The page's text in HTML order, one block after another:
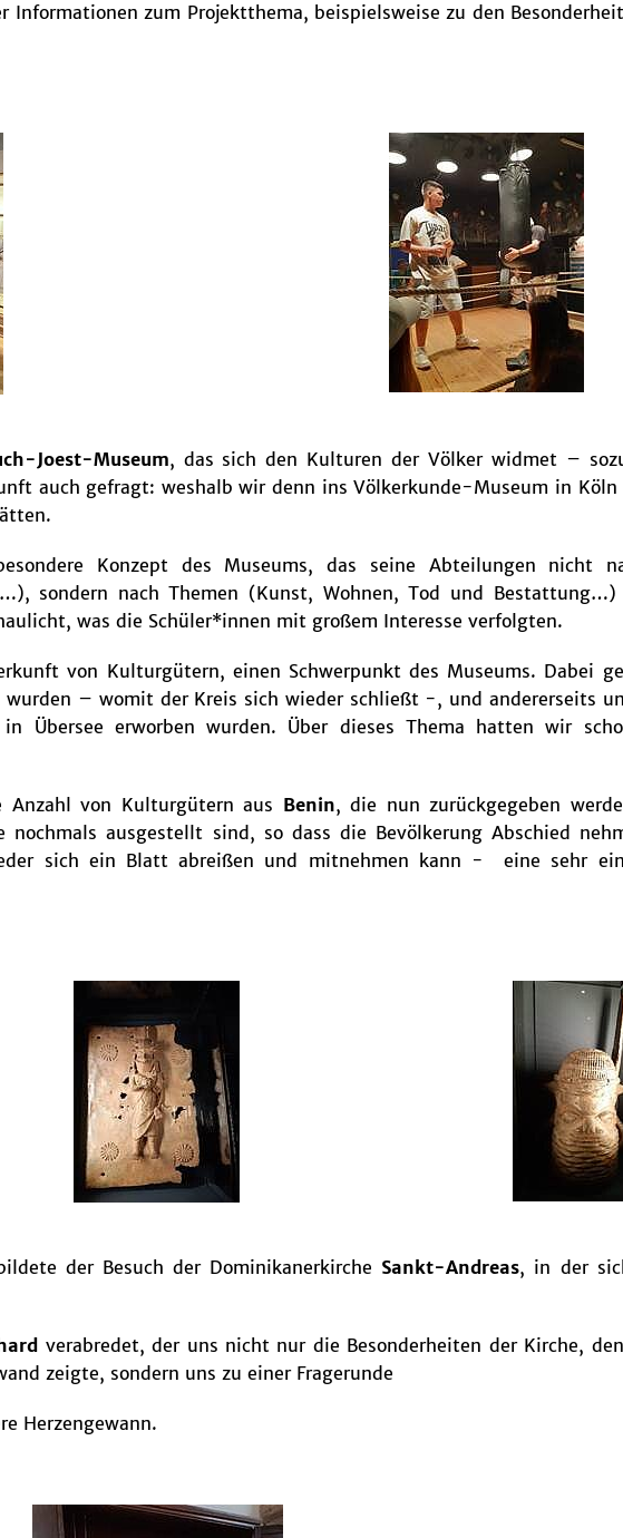
Informationen zum Projektthema, beispielsweise zu den
Joest-Museum, das sich den Kulturen der Völker widmet –
auch gefragt: weshalb wir denn ins Völkerkunde-Museum in
Konzept des Museums, das seine Abteilungen nicht
sondern nach Themen (Kunst, Wohnen, Tod und
was die Schüler*innen mit großem Interesse verfolgten.
von Kulturgütern, einen Schwerpunkt des Museums. Dabei
– womit der Kreis sich wieder schließt -, und andererseits
Übersee erworben wurden. Über dieses Thema hatten wir
Anzahl von Kulturgütern aus Benin, die nun zurückgegeben
ausgestellt sind, so dass die Bevölkerung Abschied
sich ein Blatt abreißen und mitnehmen kann - eine sehr
der Besuch der Dominikanerkirche Sankt-Andreas, in der
verabredet, der uns nicht nur die Besonderheiten der Kirche,
zeigte, sondern uns zu einer Fragerunde
Herzengewann.